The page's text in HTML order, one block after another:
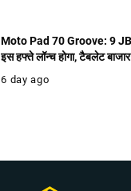
Moto Pad 70 Groove: 9
इस हफ्ते लॉन्च होगा, टैबलेट
6 day ago